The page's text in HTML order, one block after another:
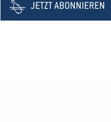
JETZT ABONNIEREN